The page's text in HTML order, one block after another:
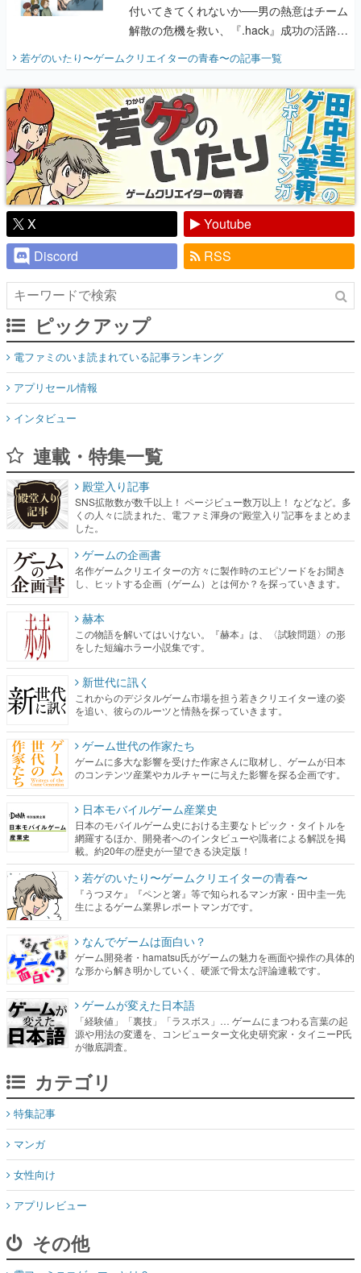
付いてきてくれないか──男の熱意はチーム
解散の危機を救い、『.hack』成功の活路を
『少年ジャンプ』色だった【若ゲのいた
り】
若ゲのいたり〜ゲームクリエイターの青春〜の記事一覧
X
Youtube
Discord
RSS
ピックアップ
電ファミのいま読まれている記事ランキング
アプリセール情報
インタビュー
連載・特集一覧
殿堂入り記事
SNS拡散数が数千以上！ ページビュー数万以上！ などなど。多
くの人々に読まれた、電ファミ渾身の“殿堂入り”記事をまとめま
した。
ゲームの企画書
名作ゲームクリエイターの方々に製作時のエピソードをお聞き
し、ヒットする企画（ゲーム）とは何か？を探っていきます。
赫本
この物語を解いてはいけない。『赫本』は、〈試験問題〉の形
をした短編ホラー小説集です。
新世代に訊く
これからのデジタルゲーム市場を担う若きクリエイター達の姿
を追い、彼らのルーツと情熱を探っていきます。
ゲーム世代の作家たち
ゲームに多大な影響を受けた作家さんに取材し、ゲームが日本
のコンテンツ産業やカルチャーに与えた影響を探る企画です。
日本モバイルゲーム産業史
日本のモバイルゲーム史における主要なトピック・タイトルを
網羅するほか、開発者へのインタビューや識者による解説を掲
載。約20年の歴史が一望できる決定版！
若ゲのいたり〜ゲームクリエイターの青春〜
『うつヌケ』『ペンと箸』等で知られるマンガ家・田中圭一先
生によるゲーム業界レポートマンガです。
なんでゲームは面白い？
ゲーム開発者・hamatsu氏がゲームの魅力を画面や操作の具体的
な形から解き明かしていく、硬派で骨太な評論連載です。
ゲームが変えた日本語
「経験値」「裏技」「ラスボス」… ゲームにまつわる言葉の起
源や用法の変遷を、コンピューター文化史研究家・タイニーP氏
が徹底調査。
カテゴリ
特集記事
マンガ
女性向け
アプリレビュー
その他